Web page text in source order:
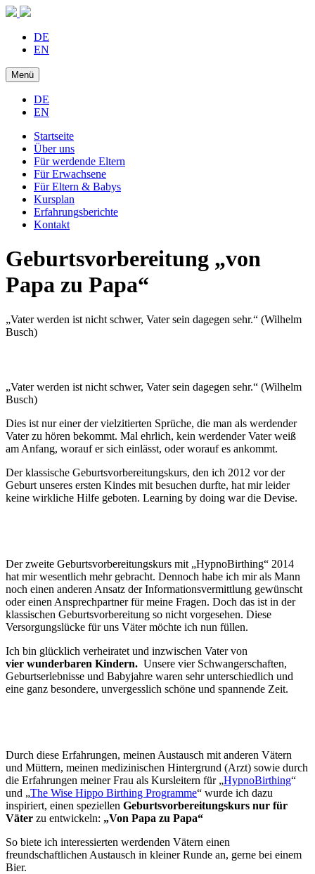
DE
EN
Menü
DE
EN
Startseite
Über uns
Für werdende Eltern
Für Erwachsene
Für Eltern & Babys
Kursplan
Erfahrungsberichte
Kontakt
Geburtsvorbereitung „von
Papa zu Papa“
„Vater werden ist nicht schwer, Vater sein dagegen sehr.“ (Wilhelm
Busch)
„Vater werden ist nicht schwer, Vater sein dagegen sehr.“ (Wilhelm
Busch)
Dies ist nur einer der vielzitierten Sprüche, die man als werdender
Vater zu hören bekommt. Mal ehrlich, kein werdender Vater weiß
am Anfang, worauf er sich einlässt, oder worauf es ankommt.
Der klassische Geburtsvorbereitungskurs, den ich 2012 vor der
Geburt unseres ersten Kindes mit besuchen durfte, hat mir leider
keine wirkliche Hilfe geboten. Learning by doing war die Devise.
Der zweite Geburtsvorbereitungskurs mit „HypnoBirthing“ 2014
hat mir wesentlich mehr gebracht. Dennoch habe ich mir als Mann
noch einen anderen Ansatz der Informationsvermittlung gewünscht
oder einen Ansprechpartner für meine Fragen. Doch das ist in der
klassischen Geburtsvorbereitung so nicht vorgesehen. Diese
Versorgungslücke für uns Väter möchte ich nun füllen.
Ich bin glücklich verheiratet und inzwischen Vater von
vier wunderbaren Kindern. Unsere vier Schwangerschaften,
Geburtserlebnisse und Babyjahre waren sehr unterschiedlich und
eine ganz besondere, unvergesslich schöne und spannende Zeit.
Durch diese Erfahrungen, meinen Austausch mit anderen Vätern
und Müttern, meinen medizinischen Hintergrund (Arzt) sowie durch
die Erfahrungen meiner Frau als Kursleitern für „HypnoBirthing“
und „The Wise Hippo Birthing Programme“ wurde ich dazu
inspiriert, einen speziellen Geburtsvorbereitungskurs nur für
Väter zu entwickeln: „Von Papa zu Papa“
So biete ich interessierten werdenden Vätern einen
freundschaftlichen Austausch in kleiner Runde an, gerne bei einem
Bier.